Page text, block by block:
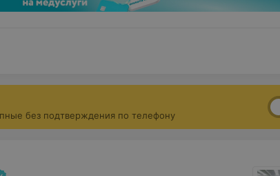
без подтверждения по телефону